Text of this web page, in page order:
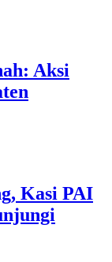
Aksi
Kasi PAI